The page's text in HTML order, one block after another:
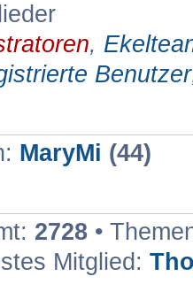
,
Benutzer
MaryMi (44)
2728 •
Mitglied: